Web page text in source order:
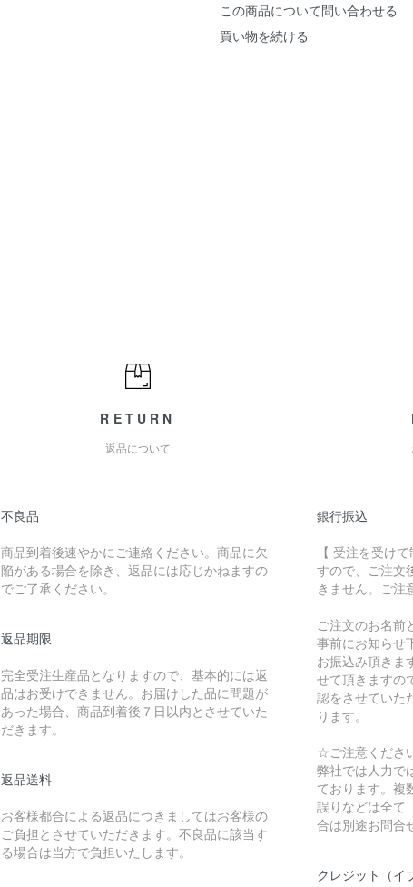
この商品について問い合わせる
買い物を続ける
RETURN
返品について
不良品
商品到着後速やかにご連絡ください。商品に欠
陥がある場合を除き、返品には応じかねますの
でご了承ください。
返品期限
完全受注生産品となりますので、基本的には返
品はお受けできません。お届けした品に問題が
あった場合、商品到着後７日以内とさせていた
だきます。
返品送料
お客様都合による返品につきましてはお客様の
ご負担とさせていただきます。不良品に該当す
る場合は当方で負担いたします。
銀行振込
【 受注を受け
すので、ご注文
きません。ご注
ご注文のお名前
事前にお知らせ
お振込み頂きま
せて頂きますの
認をさせていた
ります。
☆ご注意くださ
弊社では人力で
ております。複
誤りなどは全て
合は別途お問合
クレジット（イ